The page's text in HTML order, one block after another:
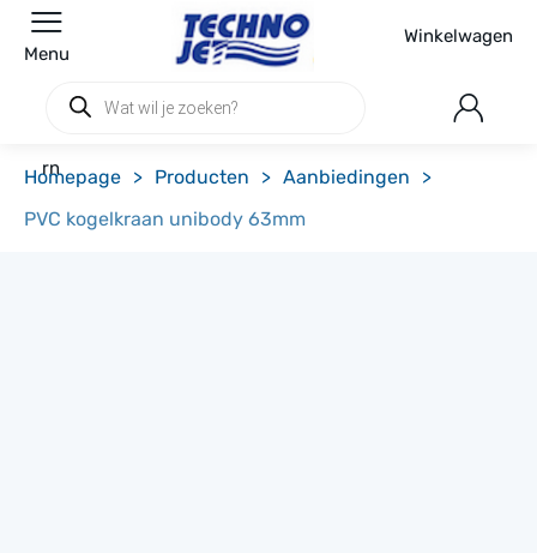
Menu
Winkelwagen
Producten
zoeken
rn
Homepage > Producten > Aanbiedingen
>
PVC kogelkraan unibody 63mm